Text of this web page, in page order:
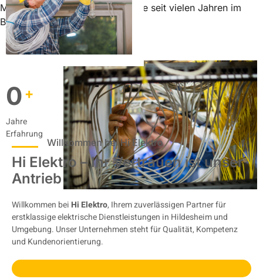
Mitarbeitern zu verdanken ist, die seit vielen Jahren im
Betrieb beschäftigt sind.
0+
Jahre
Erfahrung
Willkommen bei Hi Elektro
Hi Elektro – Ihr Vertrauen ist unser
Antrieb
Willkommen bei Hi Elektro, Ihrem zuverlässigen Partner für
erstklassige elektrische Dienstleistungen in Hildesheim und
Umgebung. Unser Unternehmen steht für Qualität, Kompetenz
und Kundenorientierung.